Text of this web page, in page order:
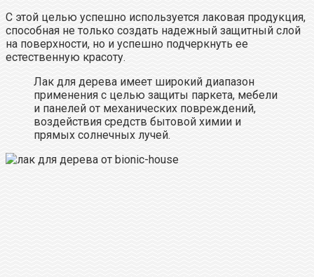
С этой целью успешно используется лаковая продукция,
способная не только создать надежный защитный слой
на поверхности, но и успешно подчеркнуть ее
естественную красоту.
Лак для дерева имеет широкий диапазон
применения с целью защиты паркета, мебели
и панелей от механических повреждений,
воздействия средств бытовой химии и
прямых солнечных лучей.